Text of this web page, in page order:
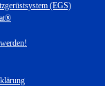
(EGS)